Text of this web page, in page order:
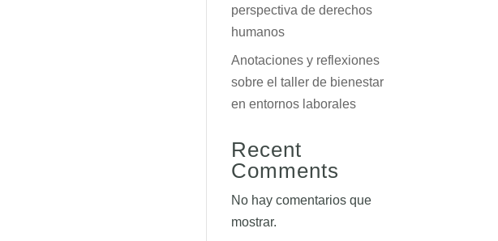
perspectiva de derechos
humanos
Anotaciones y reflexiones
sobre el taller de bienestar
en entornos laborales
Recent
Comments
No hay comentarios que
mostrar.